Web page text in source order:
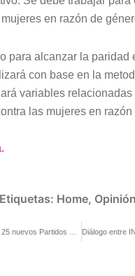
en razón de
para alcanzar la
con base en la
variables
las mujeres en razón
Etiquetas: Home, Opinión